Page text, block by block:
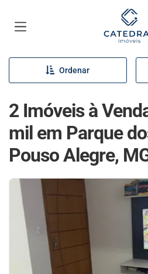
Página
Ordenar
2 Imóveis à
mil em Parque
Pouso Alegre,